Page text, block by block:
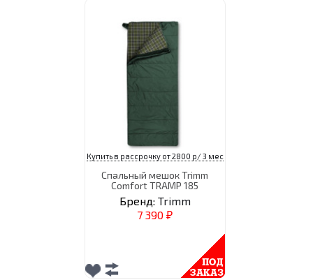
Купить в рассрочку от 2800 р/ 3 мес
Спальный мешок Trimm
Comfort TRAMP 185
Бренд: Trimm
7 390 ₽